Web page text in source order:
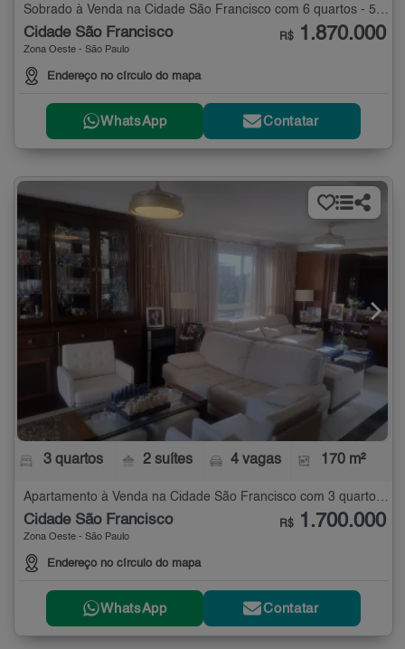
Sobrado à Venda na Cidade São Francisco com 6 quartos - 500 m²
Cidade São Francisco
Zona Oeste - São Paulo
Endereço no círculo do mapa
R$ 1.870.000
WhatsApp Contatar
3 quartos 2 suítes 4 vagas 170 m²
Apartamento à Venda na Cidade São Francisco com 3 quartos - 170 m²
Cidade São Francisco
Zona Oeste - São Paulo
Endereço no círculo do mapa
R$ 1.700.000
WhatsApp Contatar